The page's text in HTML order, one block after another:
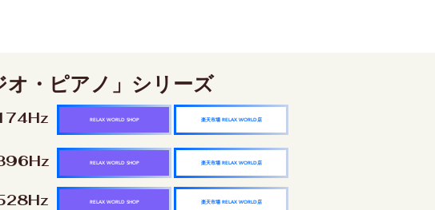
・ピアノ」シリーズ
174Hz 楽天市場 RELAX WORLD店
RELAX WORLD SHOP
396Hz 楽天市場 RELAX WORLD店
RELAX WORLD SHOP
528Hz 楽天市場 RELAX WORLD店
RELAX WORLD SHOP